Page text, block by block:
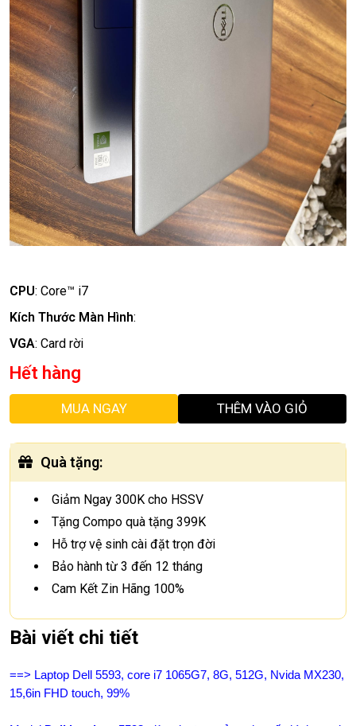
CPU: Core™ i7
Kích Thước Màn Hình:
VGA: Card rời
Hết hàng
MUA NGAY THÊM VÀO GIỎ
Quà tặng:
Giảm Ngay 300K cho HSSV
Tặng Compo quà tặng 399K
Hỗ trợ vệ sinh cài đặt trọn đời
Bảo hành từ 3 đến 12 tháng
Cam Kết Zin Hãng 100%
Bài viết chi tiết
==> Laptop Dell 5593, core i7 1065G7, 8G, 512G, Nvida MX230,
15,6in FHD touch, 99%